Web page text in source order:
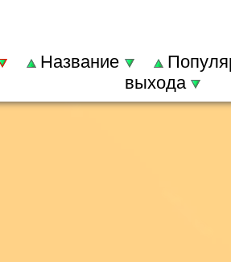
Название
выхода